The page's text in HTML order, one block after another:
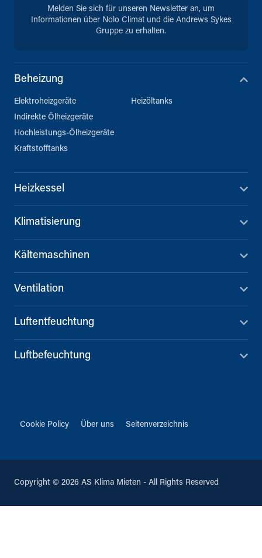
Melden Sie sich für unseren Newsletter an, um
Informationen über Nolo Climat und die Andrews Sykes
Gruppe zu erhalten.
Beheizung
Elektroheizgeräte
Indirekte Ölheizgeräte
Hochleistungs-Ölheizgeräte
Kraftstofftanks
Heizöltanks
Heizkessel
Klimatisierung
Kältemaschinen
Ventilation
Luftentfeuchtung
Luftbefeuchtung
Cookie Policy Über uns Seitenverzeichnis
Copyright © 2026 AS Klima Mieten - All Rights Reserved